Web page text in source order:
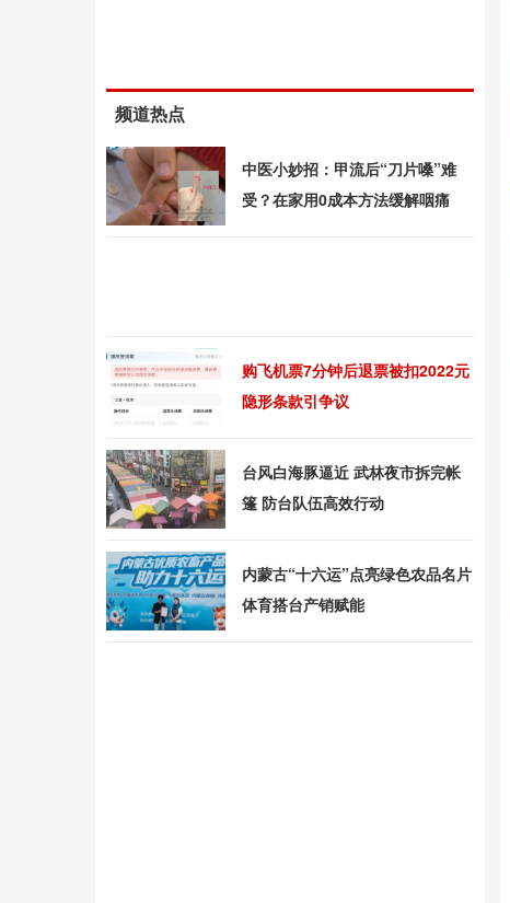
频道热点
中医小妙招：甲流后“刀片嗓”难
受？在家用0成本方法缓解咽痛
购飞机票7分钟后退票被扣2022元
隐形条款引争议
台风白海豚逼近 武林夜市拆完帐
篷 防台队伍高效行动
内蒙古“十六运”点亮绿色农品名片
体育搭台产销赋能